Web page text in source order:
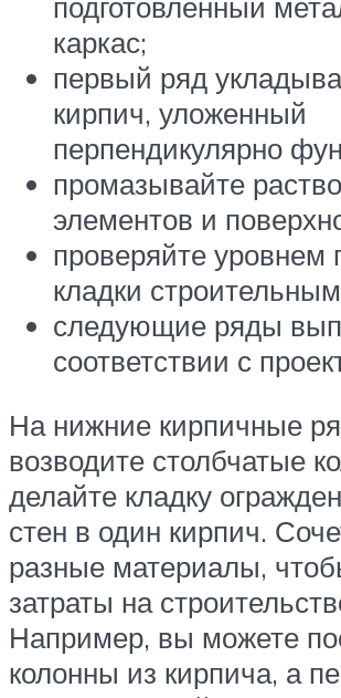
каркас;
первый ряд
кирпич, уложенный
перпендикулярно
промазывайте
элементов и
проверяйте уровнем
кладки
следующие ряды
соответствии с
На нижние кирпичные
возводите столбчатые
делайте кладку
стен в один кирпич.
разные материалы,
затраты на
Например, вы можете
колонны из кирпича, а